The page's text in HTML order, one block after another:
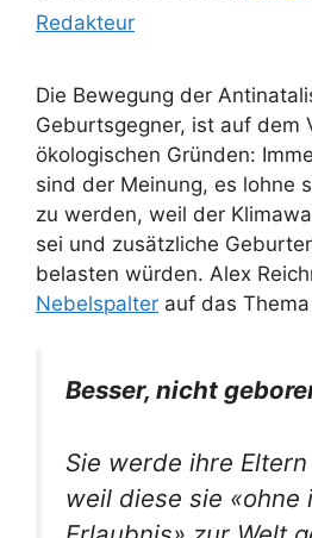
Redakteur
Die Bewegung der
Geburtsgegner, ist auf dem
ökologischen Gründen:
sind der Meinung, es lohne
zu werden, weil der
sei und zusätzliche
belasten würden. Alex
Nebelspalter auf das
Besser, nicht
Sie werde ihre
weil diese sie «ohne